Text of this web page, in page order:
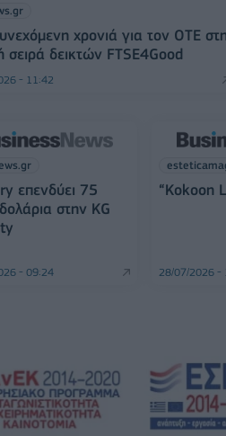
χρονιά για τον ΟΤΕ
σειρά δεικτών FTSE4Good
- 11:42
επενδύει 75
στην KG
- 09:24
“Kokoon
28/07/2026 -